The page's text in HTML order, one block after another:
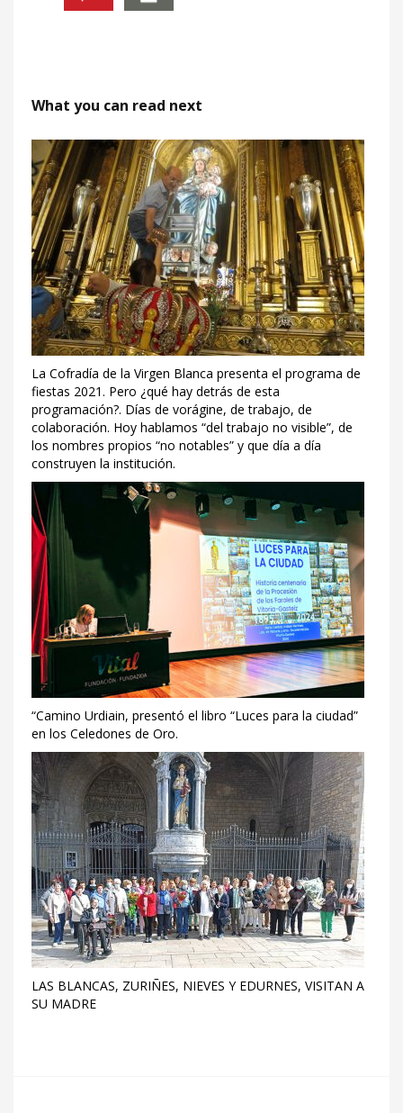
What you can read next
La Cofradía de la Virgen Blanca presenta el programa de
fiestas 2021. Pero ¿qué hay detrás de esta
programación?. Días de vorágine, de trabajo, de
colaboración. Hoy hablamos “del trabajo no visible”, de
los nombres propios “no notables” y que día a día
construyen la institución.
“Camino Urdiain, presentó el libro “Luces para la ciudad”
en los Celedones de Oro.
LAS BLANCAS, ZURIÑES, NIEVES Y EDURNES, VISITAN A
SU MADRE